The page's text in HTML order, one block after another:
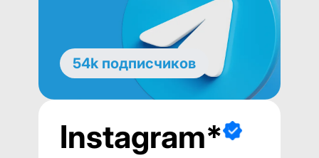
54k подписчиков
Instagram*